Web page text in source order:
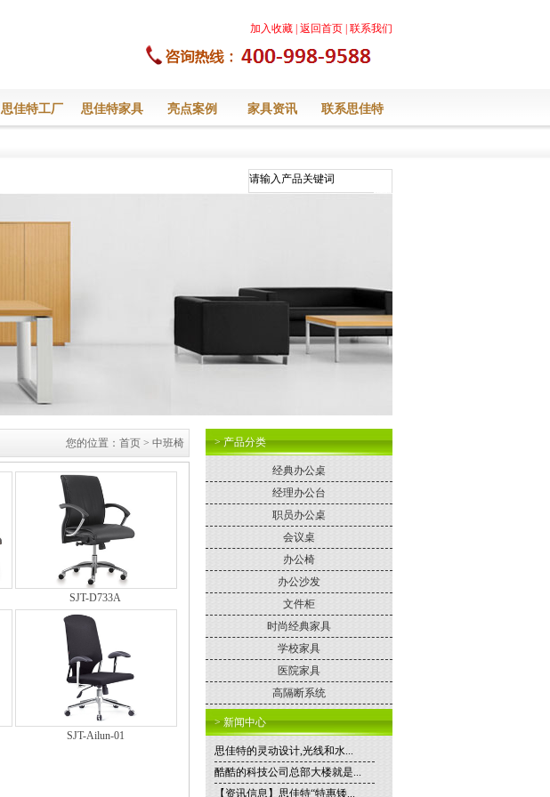
加入收藏 返回首页 联系我们
思佳特工厂 思佳特家具 亮点案例 家具资讯 联系思佳特
您的位置： 首页 > 中班椅
SJT-D733A
SJT-Ailun-01
> 产品分类
经典办公桌
经理办公台
职员办公桌
会议桌
办公椅
办公沙发
文件柜
时尚经典家具
学校家具
医院家具
高隔断系统
> 新闻中心
思佳特的灵动设计,光线和水...
酷酷的科技公司总部大楼就是...
【资讯信息】思佳特“特惠矮...